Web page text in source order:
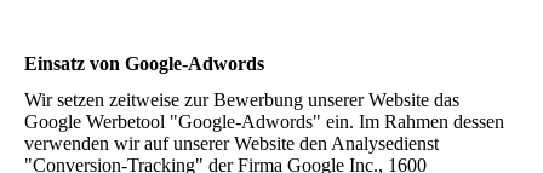
Einsatz von Google-Adwords
Wir setzen zeitweise zur Bewerbung unserer Website das
Google Werbetool "Google-Adwords" ein. Im Rahmen dessen
verwenden wir auf unserer Website den Analysedienst
"Conversion-Tracking" der Firma Google Inc., 1600